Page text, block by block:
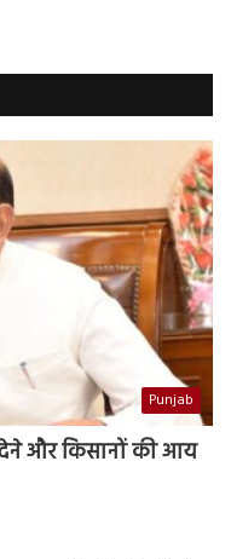
Punjab
और किसानों की आय